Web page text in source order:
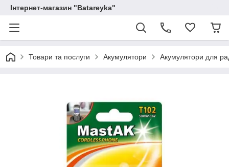
Інтернет-магазин "Batareyka"
Товари та послуги Акумулятори Акумулятори для